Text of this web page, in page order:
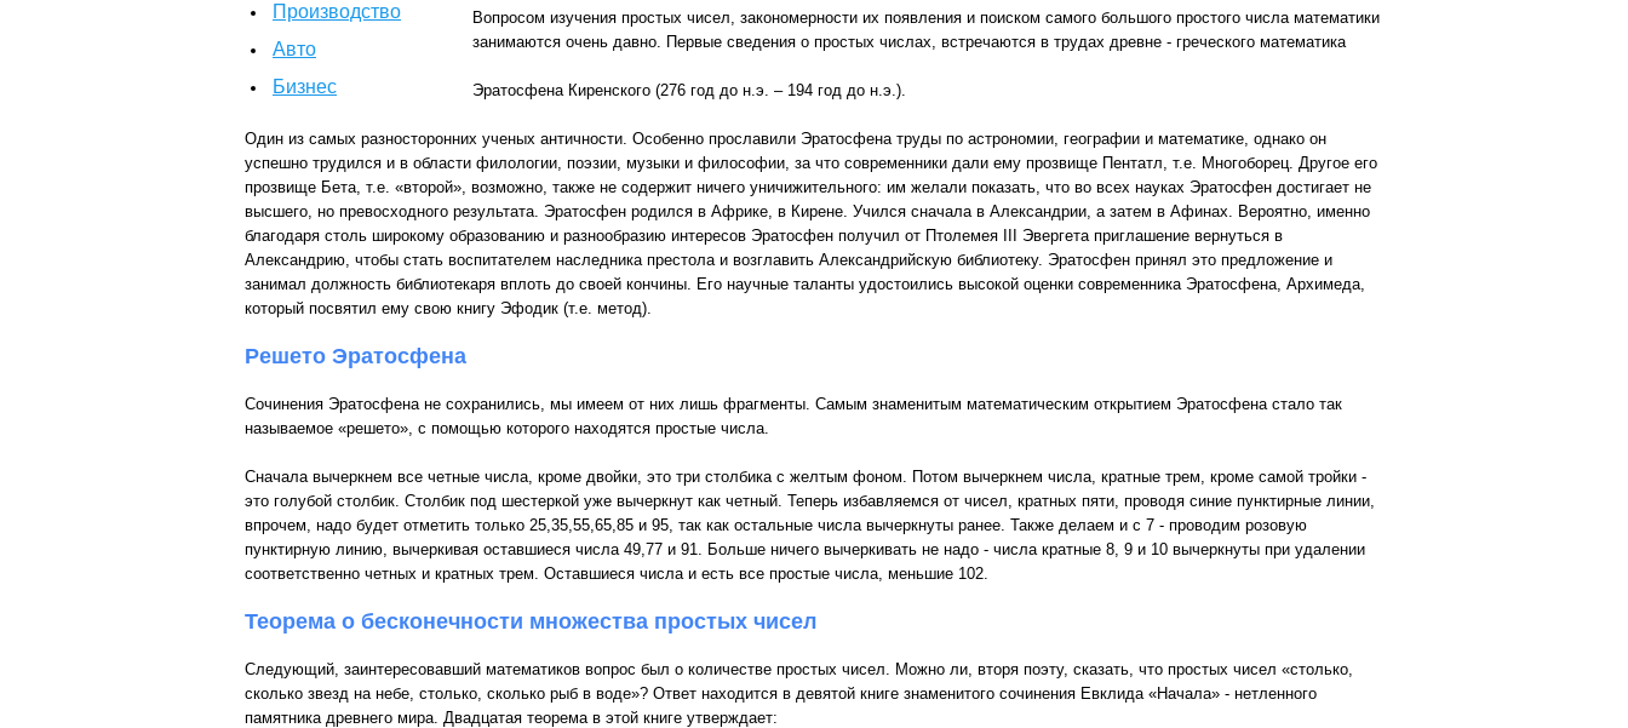
Производство
Авто
Бизнес
Вопросом изучения простых чисел, закономерности их появления и поиском самого большого простого числа математики
занимаются очень давно. Первые сведения о простых числах, встречаются в трудах древне - греческого математика
Эратосфена Киренского (276 год до н.э. – 194 год до н.э.).
Один из самых разносторонних ученых античности. Особенно прославили Эратосфена труды по астрономии, географии и математике, однако он
успешно трудился и в области филологии, поэзии, музыки и философии, за что современники дали ему прозвище Пентатл, т.е. Многоборец. Другое его
прозвище Бета, т.е. «второй», возможно, также не содержит ничего уничижительного: им желали показать, что во всех науках Эратосфен достигает не
высшего, но превосходного результата. Эратосфен родился в Африке, в Кирене. Учился сначала в Александрии, а затем в Афинах. Вероятно, именно
благодаря столь широкому образованию и разнообразию интересов Эратосфен получил от Птолемея III Эвергета приглашение вернуться в
Александрию, чтобы стать воспитателем наследника престола и возглавить Александрийскую библиотеку. Эратосфен принял это предложение и
занимал должность библиотекаря вплоть до своей кончины. Его научные таланты удостоились высокой оценки современника Эратосфена, Архимеда,
который посвятил ему свою книгу Эфодик (т.е. метод).
Решето Эратосфена
Сочинения Эратосфена не сохранились, мы имеем от них лишь фрагменты. Самым знаменитым математическим открытием Эратосфена стало так
называемое «решето», с помощью которого находятся простые числа.
Сначала вычеркнем все четные числа, кроме двойки, это три столбика с желтым фоном. Потом вычеркнем числа, кратные трем, кроме самой тройки -
это голубой столбик. Столбик под шестеркой уже вычеркнут как четный. Теперь избавляемся от чисел, кратных пяти, проводя синие пунктирные линии,
впрочем, надо будет отметить только 25,35,55,65,85 и 95, так как остальные числа вычеркнуты ранее. Также делаем и с 7 - проводим розовую
пунктирную линию, вычеркивая оставшиеся числа 49,77 и 91. Больше ничего вычеркивать не надо - числа кратные 8, 9 и 10 вычеркнуты при удалении
соответственно четных и кратных трем. Оставшиеся числа и есть все простые числа, меньшие 102.
Теорема о бесконечности множества простых чисел
Следующий, заинтересовавший математиков вопрос был о количестве простых чисел. Можно ли, вторя поэту, сказать, что простых чисел «столько,
сколько звезд на небе, столько, сколько рыб в воде»? Ответ находится в девятой книге знаменитого сочинения Евклида «Начала» - нетленного
памятника древнего мира. Двадцатая теорема в этой книге утверждает: